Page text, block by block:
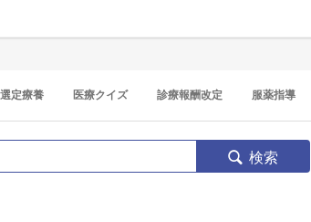
選定療養 医療クイズ 診療報酬改定 服薬指導
検索